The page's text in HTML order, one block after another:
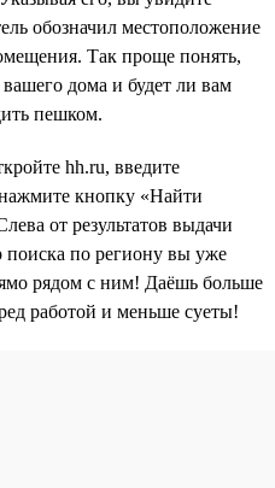
обозначил местоположение
Так проще понять,
вашего дома и будет ли вам
пешком.
hh.ru, введите
кнопку «Найти
от результатов выдачи
поиска по региону вы уже
рядом с ним! Даёшь больше
работой и меньше суеты!